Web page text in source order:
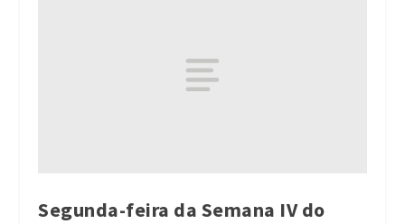
Segunda-feira da Semana IV do